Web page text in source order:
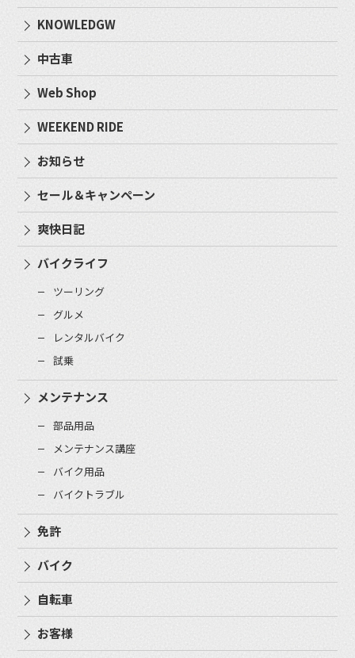
KNOWLEDGW
中古車
Web Shop
WEEKEND RIDE
お知らせ
セール＆キャンペーン
爽快日記
バイクライフ
ツーリング
グルメ
レンタルバイク
試乗
メンテナンス
部品用品
メンテナンス講座
バイク用品
バイクトラブル
免許
バイク
自転車
お客様